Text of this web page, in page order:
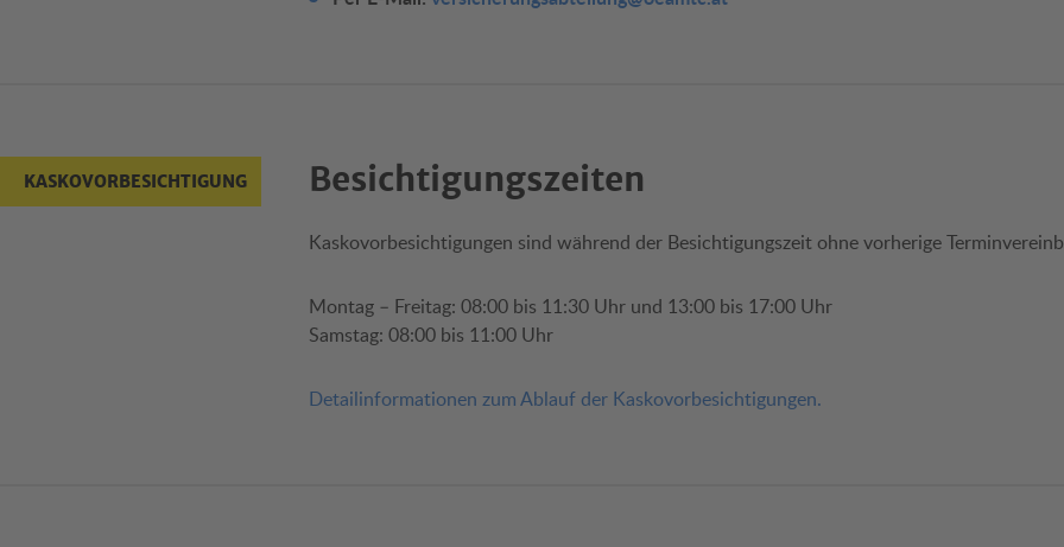
KASKOVORBESICHTIGUNG Besichtigungszeiten
Kaskovorbesichtigungen sind während der Besichtigungszeit ohne vorherige
Montag – Freitag: 08:00 bis 11:30 Uhr und 13:00 bis 17:00 Uhr
Samstag: 08:00 bis 11:00 Uhr
Detailinformationen zum Ablauf der Kaskovorbesichtigungen.